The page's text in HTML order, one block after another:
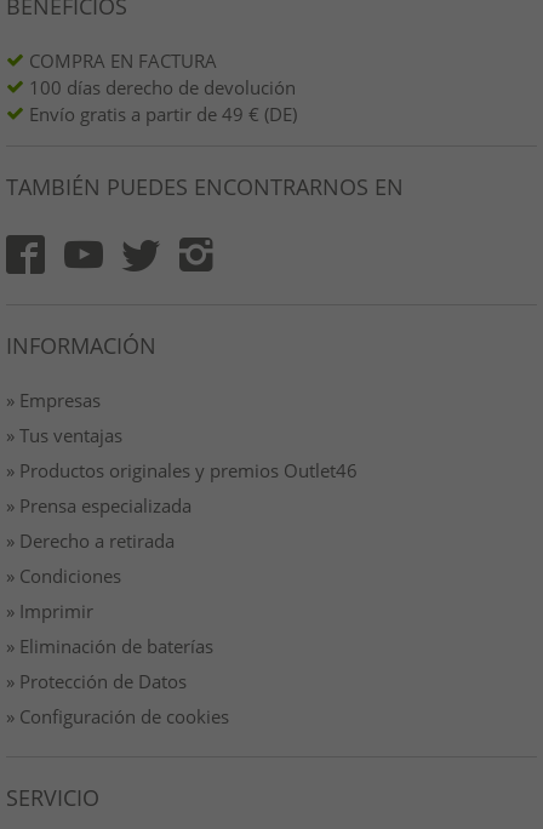
COMPRA EN FACTURA
100 días derecho de devolución
Envío gratis a partir de 49 € (DE)
TAMBIÉN PUEDES ENCONTRARNOS EN
INFORMACIÓN
» Empresas
» Tus ventajas
» Productos originales y premios Outlet46
» Prensa especializada
» Derecho a retirada
» Condiciones
» Imprimir
» Eliminación de baterías
» Protección de Datos
» Configuración de cookies
SERVICIO